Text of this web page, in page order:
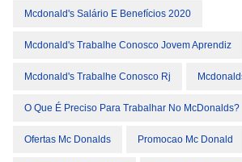
Mcdonald's Salário E Benefícios 2020
Mcdonald's Trabalhe Conosco Jovem Aprendiz
Mcdonald's Trabalhe Conosco Rj
O Que É Preciso Para Trabalhar No McDonalds?
Ofertas Mc Donalds Promocao Mc Donald